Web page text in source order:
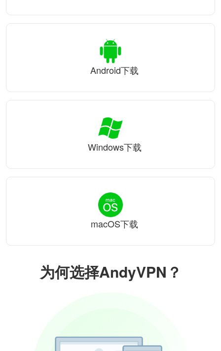
为何选择AndyVPN？
Android下载
Windows下载
macOS下载